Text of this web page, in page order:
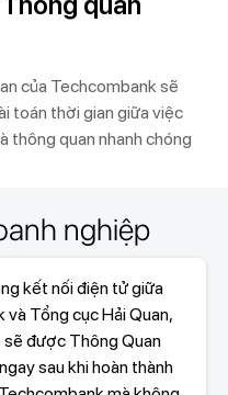
của Techcombank sẽ
toán thời gian giữa việc
thông quan nhanh chóng
nghiệp
kết nối điện tử giữa
và Tổng cục Hải Quan,
sẽ được Thông Quan
sau khi hoàn thành